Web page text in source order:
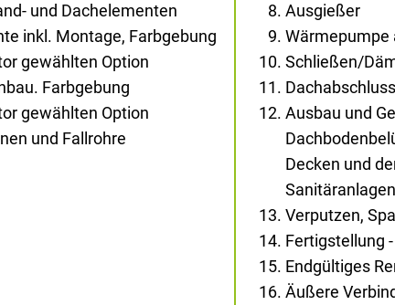
und Dachelementen
inkl. Montage, Farbgebung
gewählten Option
Farbgebung
gewählten Option
und Fallrohre
Ausgießer
Wärmepumpe
Schließen/
Ausbau und
Decken und
Sanitäranlagen
Verputzen,
Fertigstellung
Endgültiges
Äußere